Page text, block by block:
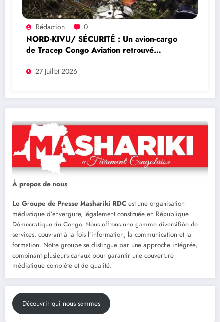
Rédaction 0
NORD-KIVU/ SÉCURITÉ : Un avion-cargo
de Tracep Congo Aviation retrouvé
écrasé à Walikale, un survivant est sorti
de l’appareil
27 Juillet 2026
À propos de nous
Le Groupe de Presse Mashariki RDC est une organisation
médiatique d’envergure, légalement constituée en République
Démocratique du Congo. Nous offrons une gamme diversifiée de
services, couvrant à la fois l’information, la communication et la
formation. Notre groupe se distingue par une approche intégrée,
combinant plusieurs canaux pour garantir une couverture
médiatique complète et de qualité.
Découvrir qui nous sommes